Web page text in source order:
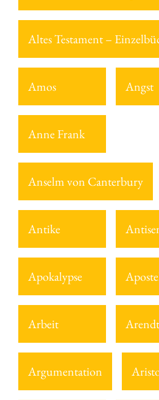
Altes Testament –
Amos Angst
Anne Frank
Anselm von Canterbury
Antike
Apokalypse
Arbeit
Argumentation